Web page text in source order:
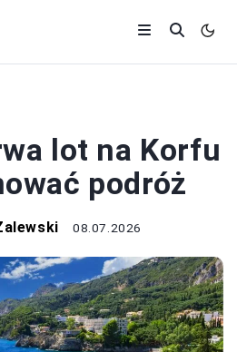
lot na Korfu
podróż
08.07.2026